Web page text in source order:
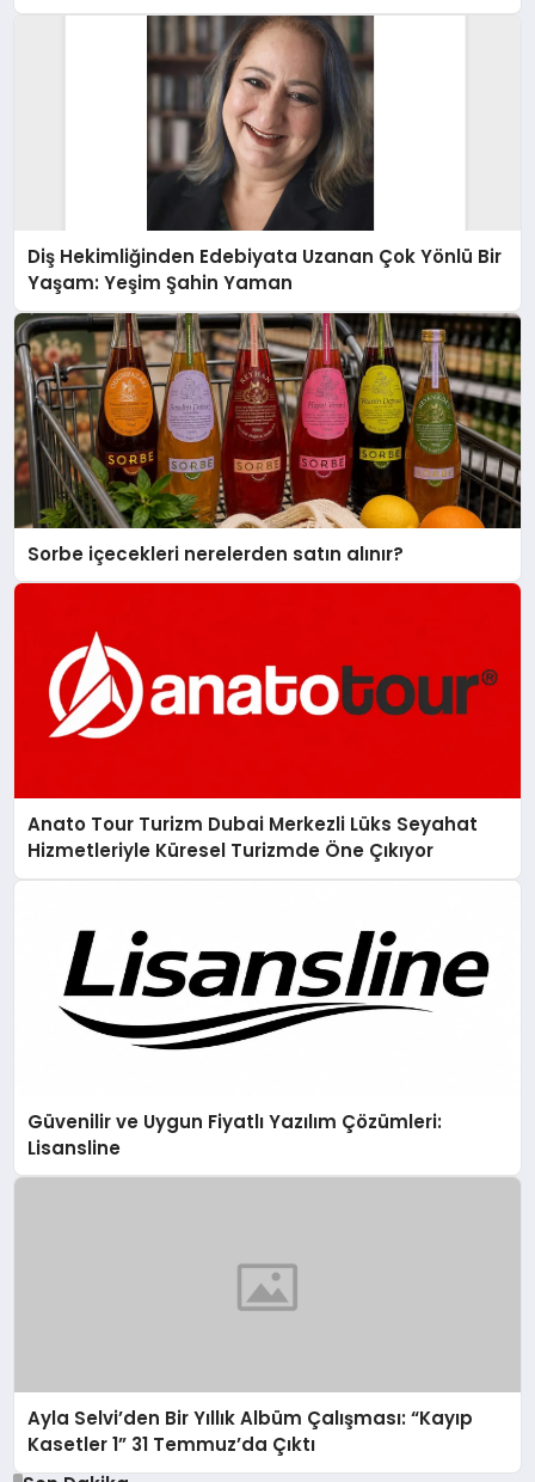
Diş Hekimliğinden Edebiyata Uzanan Çok Yönlü Bir
Yaşam: Yeşim Şahin Yaman
Sorbe içecekleri nerelerden satın alınır?
Anato Tour Turizm Dubai Merkezli Lüks Seyahat
Hizmetleriyle Küresel Turizmde Öne Çıkıyor
Güvenilir ve Uygun Fiyatlı Yazılım Çözümleri:
Lisansline
Ayla Selvi’den Bir Yıllık Albüm Çalışması: “Kayıp
Kasetler 1” 31 Temmuz’da Çıktı